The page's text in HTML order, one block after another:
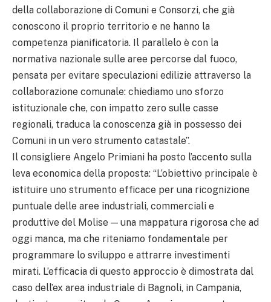
della collaborazione di Comuni e Consorzi, che già
conoscono il proprio territorio e ne hanno la
competenza pianificatoria. Il parallelo è con la
normativa nazionale sulle aree percorse dal fuoco,
pensata per evitare speculazioni edilizie attraverso la
collaborazione comunale: chiediamo uno sforzo
istituzionale che, con impatto zero sulle casse
regionali, traduca la conoscenza già in possesso dei
Comuni in un vero strumento catastale”.
Il consigliere Angelo Primiani ha posto l’accento sulla
leva economica della proposta: “L’obiettivo principale è
istituire uno strumento efficace per una ricognizione
puntuale delle aree industriali, commerciali e
produttive del Molise — una mappatura rigorosa che ad
oggi manca, ma che riteniamo fondamentale per
programmare lo sviluppo e attrarre investimenti
mirati. L’efficacia di questo approccio è dimostrata dal
caso dell’ex area industriale di Bagnoli, in Campania,